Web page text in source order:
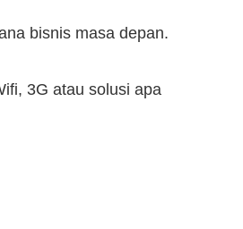
bisnis masa depan.
3G atau solusi apa